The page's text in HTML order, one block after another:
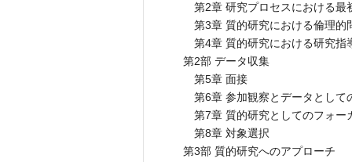
第2章 研究プロセスにおける最
第3章 質的研究における倫理的
第4章 質的研究における研究指
第2部 データ収集
第5章 面接
第6章 参加観察とデータとして
第7章 質的研究としてのフォー
第8章 対象選択
第3部 質的研究へのアプローチ